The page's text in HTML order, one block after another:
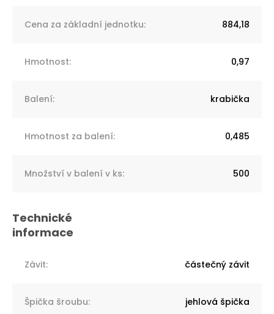
Cena za základní jednotku: 884,18
Hmotnost: 0,97
Balení: krabička
Hmotnost za balení: 0,485
Množství v balení v ks: 500
Závit: částečný závit
Špička šroubu: jehlová špička